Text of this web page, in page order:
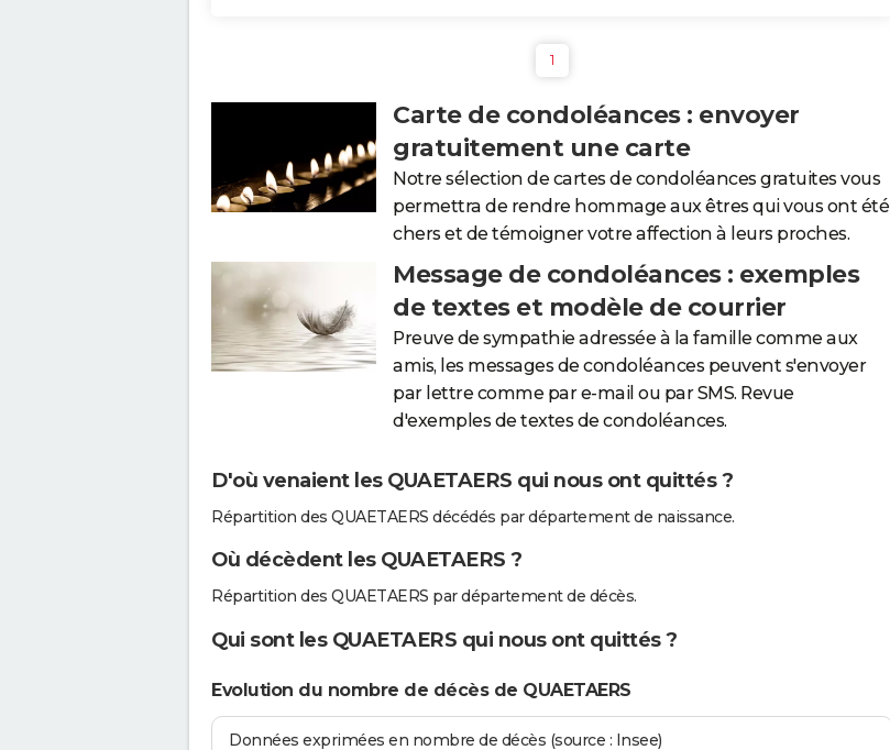
1
Carte de condoléances : envoyer
gratuitement une carte
Notre sélection de cartes de condoléances gratuites vous
permettra de rendre hommage aux êtres qui vous ont été
chers et de témoigner votre affection à leurs proches.
Message de condoléances : exemples
de textes et modèle de courrier
Preuve de sympathie adressée à la famille comme aux
amis, les messages de condoléances peuvent s'envoyer
par lettre comme par e-mail ou par SMS. Revue
d'exemples de textes de condoléances.
D'où venaient les QUAETAERS qui nous ont quittés ?
Répartition des QUAETAERS décédés par département de naissance.
Où décèdent les QUAETAERS ?
Répartition des QUAETAERS par département de décès.
Qui sont les QUAETAERS qui nous ont quittés ?
Evolution du nombre de décès de QUAETAERS
Données exprimées en nombre de décès (source : Insee)